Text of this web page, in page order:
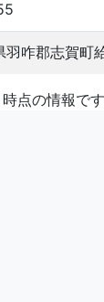
羽咋郡志賀町
点の情報です